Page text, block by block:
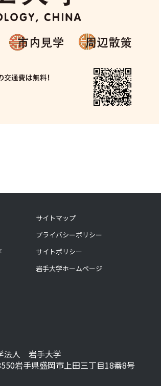
サイトマップ
プライバシーポリシー
サイトポリシー
岩手大学ホームページ
法人 岩手大学
岩手県盛岡市上田三丁目18番8号